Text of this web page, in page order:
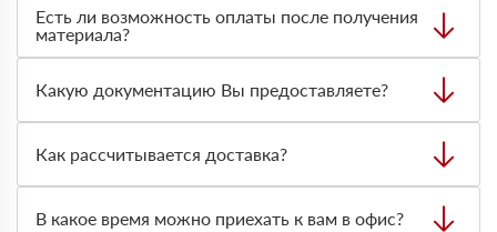
Есть ли возможность оплаты после получения
материала?
оплата по факту получения товара. При этом, если
доставленный товар был ненадлежащего качества, то
Вы вправе от него отказаться.
Какую документацию Вы предоставляете?
сертификаты и паспорта качества, а также товарно-
транспортную накладную.
Как рассчитывается доставка?
персональный менеджер для уточнения деталей заказа.
В какое время можно приехать к вам в офис?